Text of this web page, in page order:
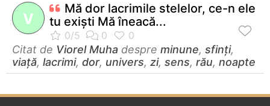
V
Mă dor lacrimile stelelor, ce-n ele
tu exişti Mă îneacă...
Citat de Viorel Muha despre minune, sfinți,
viață, lacrimi, dor, univers, zi, sens, rău, noapte